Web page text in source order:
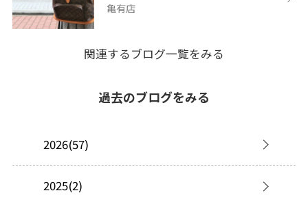
亀有店
関連するブログ一覧をみる
過去のブログをみる
2026(57)
2025(2)